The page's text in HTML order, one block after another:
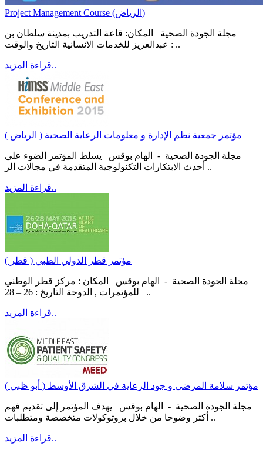
Project Management Course (الرياض)
مجلة الجودة الصحية المكان: قاعة التدريب بمدينة سلطان بن
عبدالعزيز للخدمات الانسانية التاريخ والوقت : ..
قراءة المزيد..
مؤتمر جمعية نظم الإدارة و معلومات الرعاية الصحية ( الرياض )
مجلة الجودة الصحية - الهام بوقس يسلط المؤتمر الضوء على
أحدث الابتكارات التكنولوجية المتقدمة في مجالات الر ..
قراءة المزيد..
مؤتمر قطر الدولي الطبي ( قطر )
مجلة الجودة الصحية - الهام بوقس المكان : مركز قطر الوطني
للمؤتمرات , الدوحة التاريخ : 26 – 28 ..
قراءة المزيد..
مؤتمر سلامة المرضى و جود الرعاية في الشرق الأوسط ( أبو ظبي )
مجلة الجودة الصحية - الهام بوقس يهدف المؤتمر إلى تقديم فهم
أكثر وضوحا من خلال بروتوكولات متخصصة ومتطلبات ..
قراءة المزيد..